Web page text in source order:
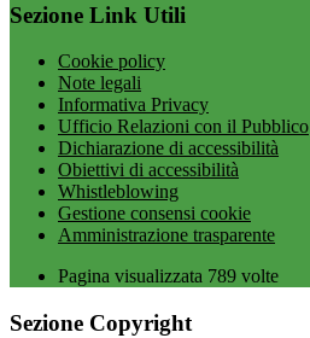
Sezione Link Utili
Cookie policy
Note legali
Informativa Privacy
Ufficio Relazioni con il Pubblico
Dichiarazione di accessibilità
Obiettivi di accessibilità
Whistleblowing
Gestione consensi cookie
Amministrazione trasparente
Pagina visualizzata 789 volte
Sezione Copyright